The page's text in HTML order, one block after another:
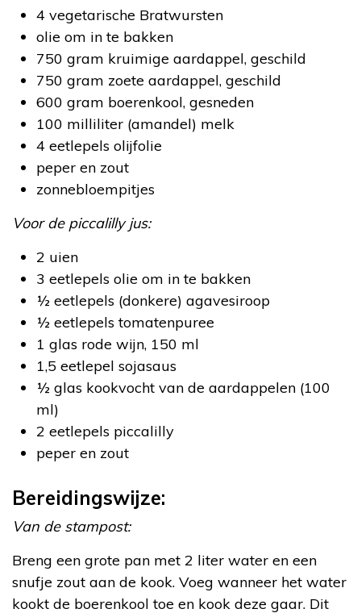
4 vegetarische Bratwursten
olie om in te bakken
750 gram kruimige aardappel, geschild
750 gram zoete aardappel, geschild
600 gram boerenkool, gesneden
100 milliliter (amandel) melk
4 eetlepels olijfolie
peper en zout
zonnebloempitjes
Voor de piccalilly jus:
2 uien
3 eetlepels olie om in te bakken
½ eetlepels (donkere) agavesiroop
½ eetlepels tomatenpuree
1 glas rode wijn, 150 ml
1,5 eetlepel sojasaus
½ glas kookvocht van de aardappelen (100
ml)
2 eetlepels piccalilly
peper en zout
Bereidingswijze:
Van de stampost:
Breng een grote pan met 2 liter water en een
snufje zout aan de kook. Voeg wanneer het water
kookt de boerenkool toe en kook deze gaar. Dit